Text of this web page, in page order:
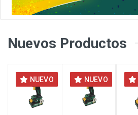
Nuevos Productos
NUEVO NUEVO